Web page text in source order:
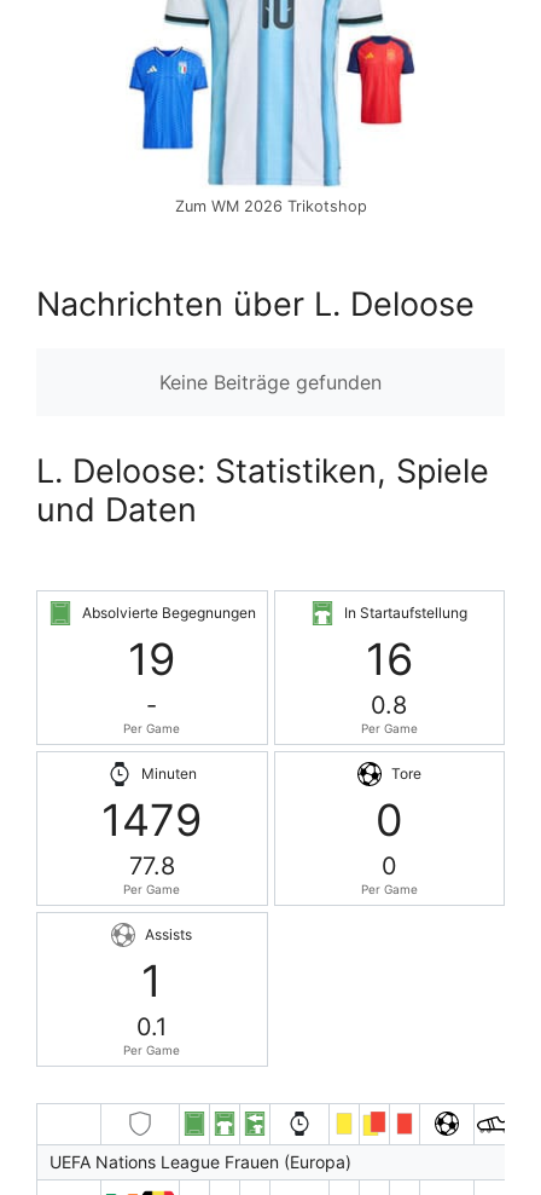
Zum WM 2026 Trikotshop
Nachrichten über L. Deloose
Keine Beiträge gefunden
L. Deloose: Statistiken, Spiele
und Daten
Absolvierte Begegnungen
19
-
Per Game
In Startaufstellung
16
0.8
Per Game
Minuten
1479
77.8
Per Game
Tore
0
0
Per Game
Assists
1
0.1
Per Game
UEFA Nations League Frauen (Europa)